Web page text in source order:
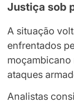
Justiça sob
A situação
enfrentados
ataques
Analistas